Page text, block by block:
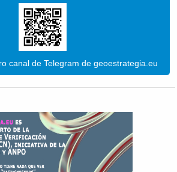
canal de Telegram de geoestrategia.eu